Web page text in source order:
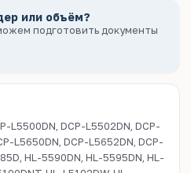
или объём?
подготовить документы
L5500DN, DCP-L5502DN, DCP-
L5650DN, DCP-L5652DN, DCP-
HL-5590DN, HL-5595DN, HL-